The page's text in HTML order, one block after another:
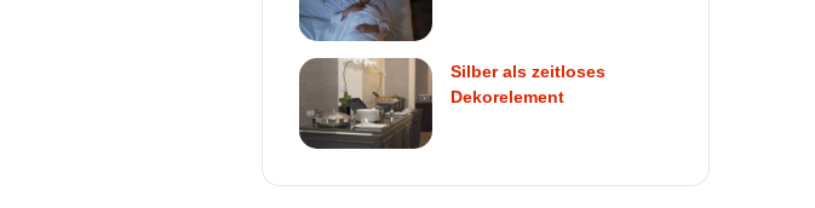
Silber als zeitloses
Dekorelement